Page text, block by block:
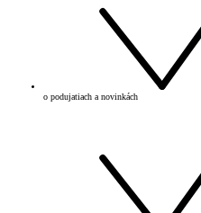
o podujatiach a novinkách